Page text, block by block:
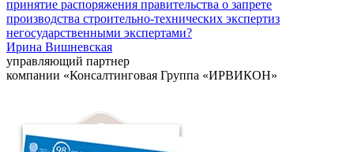
принятие распоряжения правительства о запрете
производства строительно-технических экспертиз
негосударственными экспертами?
Ирина Вишневская
управляющий партнер
компании «Консалтинговая Группа «ИРВИКОН»